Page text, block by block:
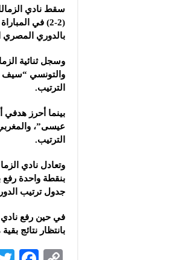
سقط نادي
بالدوري المصري
وسجل ثنائية
الترتيب.
بينما أحرز
الترتيب.
وتعادل نادي
جدول ترتيب
بانتظار نتائج